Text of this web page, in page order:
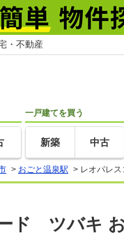
・不動産
一戸建てを買う
新築 中古
> おごと温泉駅 > レオパレ
ド ツバキ